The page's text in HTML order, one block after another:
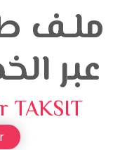
ملـف
عبر
TAKSIT